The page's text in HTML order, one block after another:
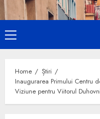
Primary
Menu
Home
Știri
Inaugurarea Primului Centru
Viziune pentru Viitorul